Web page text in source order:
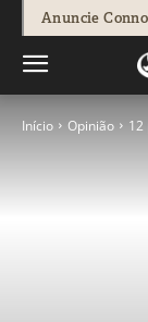
Anuncie
Início Opinião 12